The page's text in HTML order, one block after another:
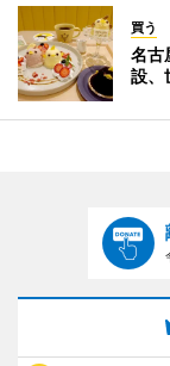
買う
名古
設、